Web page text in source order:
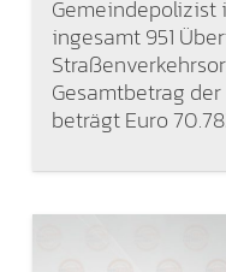
Gemeindepolizist
ingesamt 951
Gesamtbetrag
beträgt Euro